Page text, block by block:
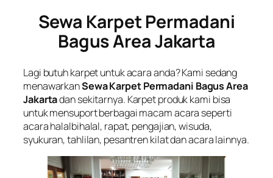
Sewa Karpet Permadani
Bagus Area Jakarta
Lagi butuh karpet untuk acara anda? Kami sedang
menawarkanSewa Karpet Permadani Bagus Area
Jakartadan sekitarnya. Karpet produk kami bisa
untuk mensuport berbagai macam acara seperti
acara halalbihalal, rapat, pengajian, wisuda,
syukuran, tahlilan, pesantren kilat dan acara lainnya.